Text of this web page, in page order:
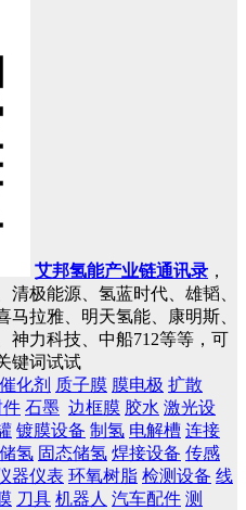
艾邦氢能产业链通讯录 ，
清极能源、氢蓝时代、雄韬、
拉雅、明天氢能、康明斯、
神力科技、中船712等等，可
键词试试
催化剂 质子膜 膜电极 扩散
件 石墨 边框膜 胶水 激光设
镀膜设备 制氢 电解槽 连接
储氢 固态储氢 焊接设备 传感
器仪表 环氧树脂 检测设备 线
刀具 机器人 汽车配件 测